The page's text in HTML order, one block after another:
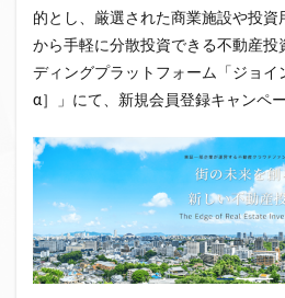
的とし、厳選された商業施設や投資
から手軽に分散投資できる不動産投
ディングプラットフォーム「ジョイ
α］」にて、新規会員登録キャンペ
クラウドファンディング事業
クラウドファンディング新規参入
小規模不動産特定共同事業 事
システム導入 業務提携
税金 融資型クラウ
不動産クラウドファンディング
株式投資型クラウドファンディング
不動産特定共同事業法 非投資
グローシップ・パートナーズ